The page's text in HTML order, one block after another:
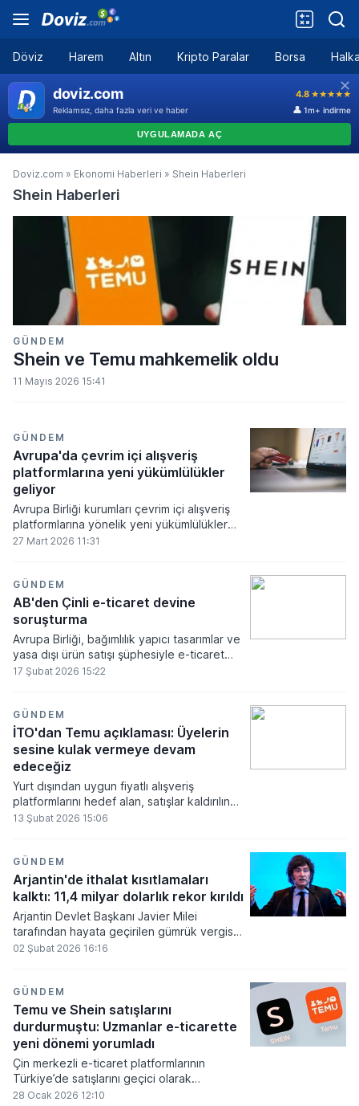
Döviz Harem Altın Kripto Paralar Borsa
Doviz.com » Ekonomi Haberleri » Shein Haberleri
Shein Haberleri
GÜNDEM
Shein ve Temu mahkemelik oldu
11 Mayıs 2026 15:41
GÜNDEM
Avrupa'da çevrim içi alışveriş
platformlarına yeni yükümlülükler
geliyor
Avrupa Birliği kurumları çevrim içi alışveriş
platformlarına yönelik yeni yükümlülükler
getiren paket üzerinde mutabakata vardı.
gümrük otoritesi ile e-ticaret süreçlerinin
denetimi sıkılaştırılırken düşük değerli
ithalatlardaki vergi muafiyetleri yeniden
belirlenecek.
27 Mart 2026 11:31
GÜNDEM
AB'den Çinli e-ticaret devine
soruşturma
Avrupa Birliği, bağımlılık yapıcı tasarımlar ve
yasa dışı ürün satışı şüphesiyle e-ticaret
platformu Shein hakkında resmi soruşturma
17 Şubat 2026 15:22
GÜNDEM
İTO'dan Temu açıklaması: Üyelerin
sesine kulak vermeye devam
edeceğiz
Yurt dışından uygun fiyatlı alışveriş
platformlarını hedef alan, satışlar kaldırılınca
da bu sonuçtan memnun olduğunu
sıfatımla, üyelerimden gelen sese kulak
vermeye devam edeceğim" açıklamasında
bulundu.
13 Şubat 2026 15:06
GÜNDEM
Arjantin'de ithalat kısıtlamaları
kalktı: 11,4 milyar dolarlık rekor kırıldı
Arjantin Devlet Başkanı Javier Milei
tarafından hayata geçirilen gümrük vergisi
sınırlamaları ve ithalat kısıtlamalarının
yüzde 55 oranında yükseliş kaydederek
tarihi zirveye ulaştı.
02 Şubat 2026 16:16
GÜNDEM
Temu ve Shein satışlarını
durdurmuştu: Uzmanlar e-ticarette
yeni dönemi yorumladı
Çin merkezli e-ticaret platformlarının
Türkiye’de satışlarını geçici olarak
durdurmasını değerlendiren ideasoft
28 Ocak 2026 12:10